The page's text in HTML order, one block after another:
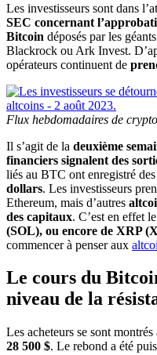
Les investisseurs sont dans
SEC concernant
Bitcoin déposés par les
Blackrock ou Ark Invest.
opérateurs continuent de
Flux hebdomadaires de
Il s’agit de la deuxième
financiers signalent des
liés au BTC ont enregistré
dollars. Les investisseurs
Ethereum, mais d’autres
des capitaux. C’est en effet
(SOL), ou encore de XRP
commencer à penser aux
Le cours du
niveau de la
Les acheteurs se sont
28 500 $. Le rebond a été